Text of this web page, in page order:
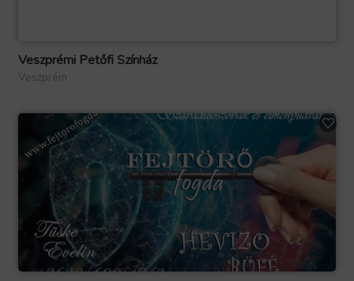
Veszprémi Petőfi Színház
Veszprém